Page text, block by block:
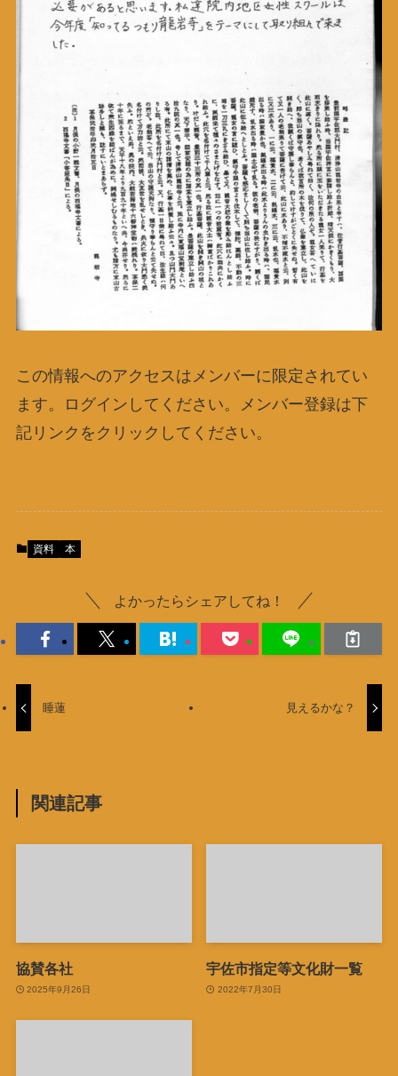
この情報へのアクセスはメンバーに限定されてい
ます。ログインしてください。メンバー登録は下
記リンクをクリックしてください。
資料 本
よかったらシェアしてね！
睡蓮 見えるかな？
関連記事
協賛各社
2025年9月26日
宇佐市指定等文化財一覧
2022年7月30日